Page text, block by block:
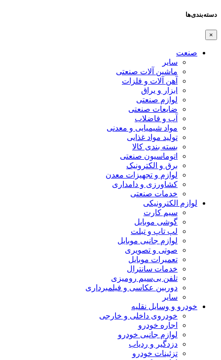
دسته‌بندی‌ها
×
صنعت
سایر
ماشین آلات صنعتی
آهن آلات و فلزات
ابزار و یراق
لوازم صنعتی
ضایعات صنعتی
آب و فاضلاب
مواد شیمیایی و معدنی
تولید مواد غذایی
بسته بندی کالا
اتوماسیون صنعتی
برق و الکترونیک
لوازم و تجهیزات معدن
کشاورزی و دامداری
خدمات صنعتی
لوازم الکترونیکی
سیم کارت
گوشی موبایل
لپ تاپ و تبلت
لوازم جانبی موبایل
صوتی و تصویری
تعمیرات موبایل
خدمات سانترال
تلفن بی‌سیم رومیزی
دوربین عکاسی و فیلمبرداری
سایر
خودرو و وسایل نقلیه
خودروی داخلی و خارجی
اجاره خودرو
لوازم جانبی خودرو
دزدگیر و ردیاب
تزئینات خودرو